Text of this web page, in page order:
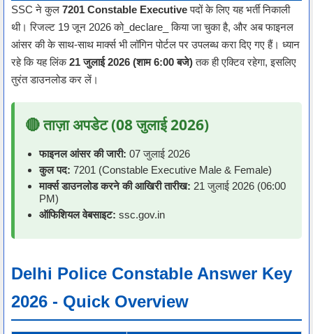
SSC ने कुल 7201 Constable Executiveपदों के लिए यह भर्ती निकाली
थी। रिजल्ट 19 जून 2026 को_declare_ किया जा चुका है, और अब फाइनल
आंसर की के साथ-साथ मार्क्स भी लॉगिन पोर्टल पर उपलब्ध करा दिए गए हैं। ध्यान
रहे कि यह लिंक21 जुलाई 2026 (शाम 6:00 बजे)तक ही एक्टिव रहेगा, इसलिए
तुरंत डाउनलोड कर लें।
🔴 ताज़ा अपडेट (08 जुलाई 2026)
फाइनल आंसर की जारी: 07 जुलाई 2026
कुल पद: 7201 (Constable Executive Male & Female)
मार्क्स डाउनलोड करने की आखिरी तारीख: 21 जुलाई 2026 (06:00
PM)
ऑफिशियल वेबसाइट: ssc.gov.in
Delhi Police Constable Answer Key
2026 - Quick Overview